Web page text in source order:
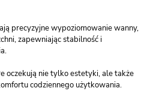
precyzyjne wypoziomowanie wanny,
zapewniając stabilność i
oczekują nie tylko estetyki, ale także
codziennego użytkowania.